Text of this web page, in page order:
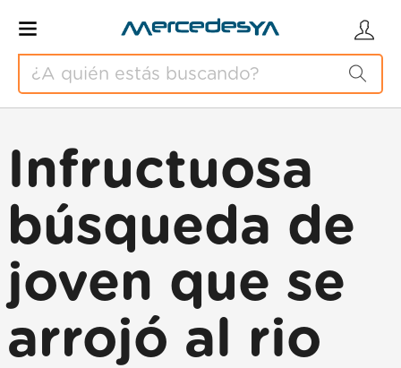
Infructuosa
búsqueda de
joven que se
arrojó al rio